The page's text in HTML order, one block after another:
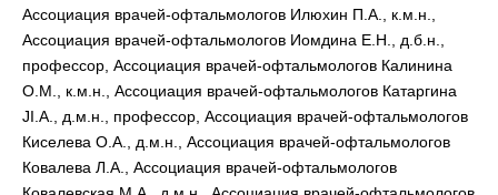
Ассоциация врачей-офтальмологов Илюхин П.А., к.м.н.,
Ассоциация врачей-офтальмологов Иомдина Е.Н., д.б.н.,
профессор, Ассоциация врачей-офтальмологов Калинина
О.М., к.м.н., Ассоциация врачей-офтальмологов Катаргина
JI.А., д.м.н., профессор, Ассоциация врачей-офтальмологов
Киселева O.A., д.м.н., Ассоциация врачей-офтальмологов
Ковалева Л.А., Ассоциация врачей-офтальмологов